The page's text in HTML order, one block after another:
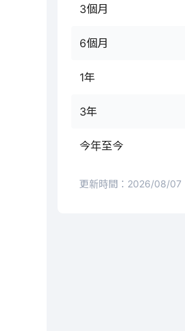
3個月
6個月
1年
3年
今年至今
更新時間： 2026/08/07